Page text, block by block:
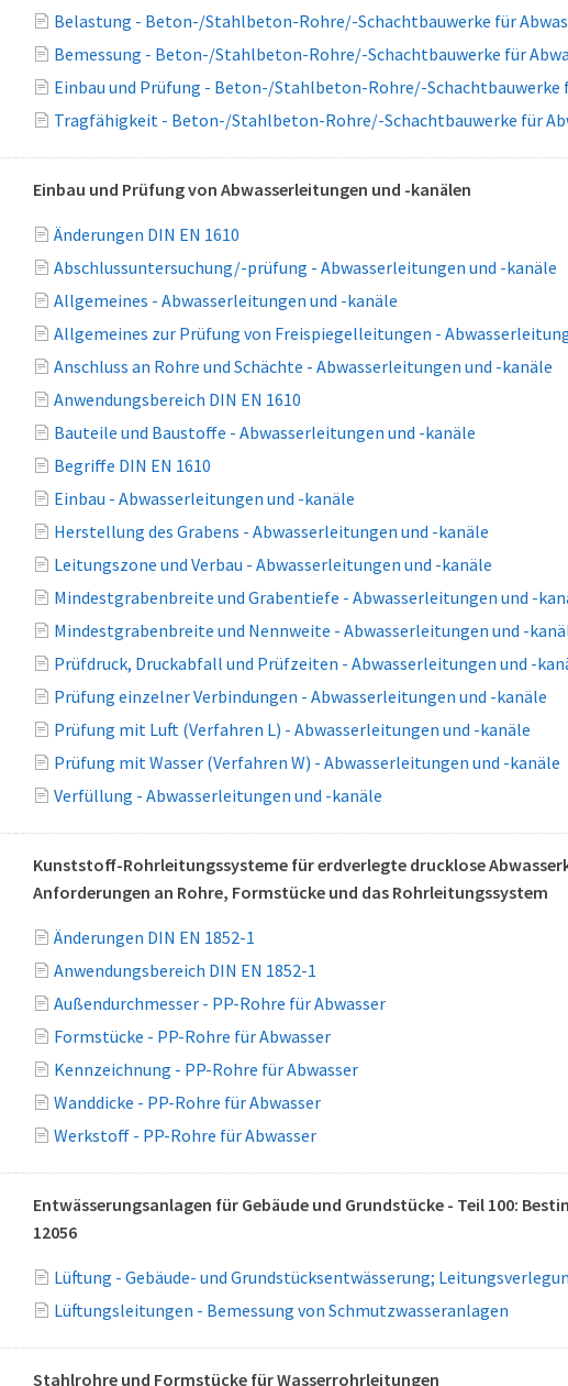
Belastung - Beton-/Stahlbeton-Rohre/-Schachtbauwerke für
Bemessung - Beton-/Stahlbeton-Rohre/-Schachtbauwerke für
Einbau und Prüfung - Beton-/Stahlbeton-Rohre/-Schachtbauwerke
Tragfähigkeit - Beton-/Stahlbeton-Rohre/-Schachtbauwerke für
Einbau und Prüfung von Abwasserleitungen und -kanälen
Änderungen DIN EN 1610
Abschlussuntersuchung/-prüfung - Abwasserleitungen und -kanäle
Allgemeines - Abwasserleitungen und -kanäle
Allgemeines zur Prüfung von Freispiegelleitungen -
Anschluss an Rohre und Schächte - Abwasserleitungen und -kanäle
Anwendungsbereich DIN EN 1610
Bauteile und Baustoffe - Abwasserleitungen und -kanäle
Begriffe DIN EN 1610
Einbau - Abwasserleitungen und -kanäle
Herstellung des Grabens - Abwasserleitungen und -kanäle
Leitungszone und Verbau - Abwasserleitungen und -kanäle
Mindestgrabenbreite und Grabentiefe - Abwasserleitungen und -
Mindestgrabenbreite und Nennweite - Abwasserleitungen und -
Prüfdruck, Druckabfall und Prüfzeiten - Abwasserleitungen und -
Prüfung einzelner Verbindungen - Abwasserleitungen und -kanäle
Prüfung mit Luft (Verfahren L) - Abwasserleitungen und -kanäle
Prüfung mit Wasser (Verfahren W) - Abwasserleitungen und -kanäle
Verfüllung - Abwasserleitungen und -kanäle
Kunststoff-Rohrleitungssysteme für erdverlegte drucklose
Anforderungen an Rohre, Formstücke und das Rohrleitungssystem
Änderungen DIN EN 1852-1
Anwendungsbereich DIN EN 1852-1
Außendurchmesser - PP-Rohre für Abwasser
Formstücke - PP-Rohre für Abwasser
Kennzeichnung - PP-Rohre für Abwasser
Wanddicke - PP-Rohre für Abwasser
Werkstoff - PP-Rohre für Abwasser
Entwässerungsanlagen für Gebäude und Grundstücke - Teil 100:
12056
Lüftung - Gebäude- und Grundstücksentwässerung;
Lüftungsleitungen - Bemessung von Schmutzwasseranlagen
Stahlrohre und Formstücke für Wasserrohrleitungen